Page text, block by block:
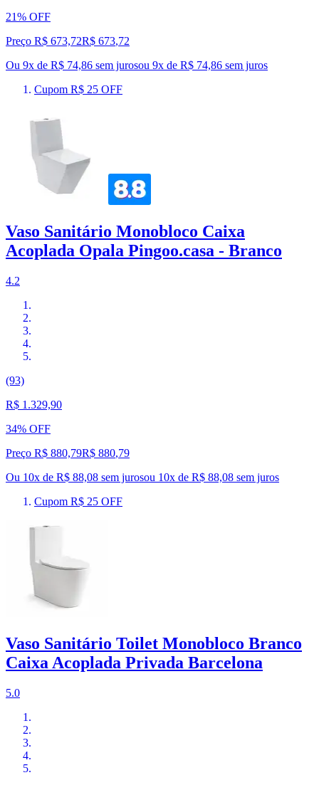
21% OFF
Preço R$ 673,72R$ 673,72
Ou 9x de R$ 74,86 sem jurosou 9x de R$ 74,86 sem juros
Cupom R$ 25 OFF
Vaso Sanitário Monobloco Caixa
Acoplada Opala Pingoo.casa - Branco
4.2
(93)
R$ 1.329,90
34% OFF
Preço R$ 880,79R$ 880,79
Ou 10x de R$ 88,08 sem jurosou 10x de R$ 88,08 sem juros
Cupom R$ 25 OFF
Vaso Sanitário Toilet Monobloco Branco
Caixa Acoplada Privada Barcelona
5.0